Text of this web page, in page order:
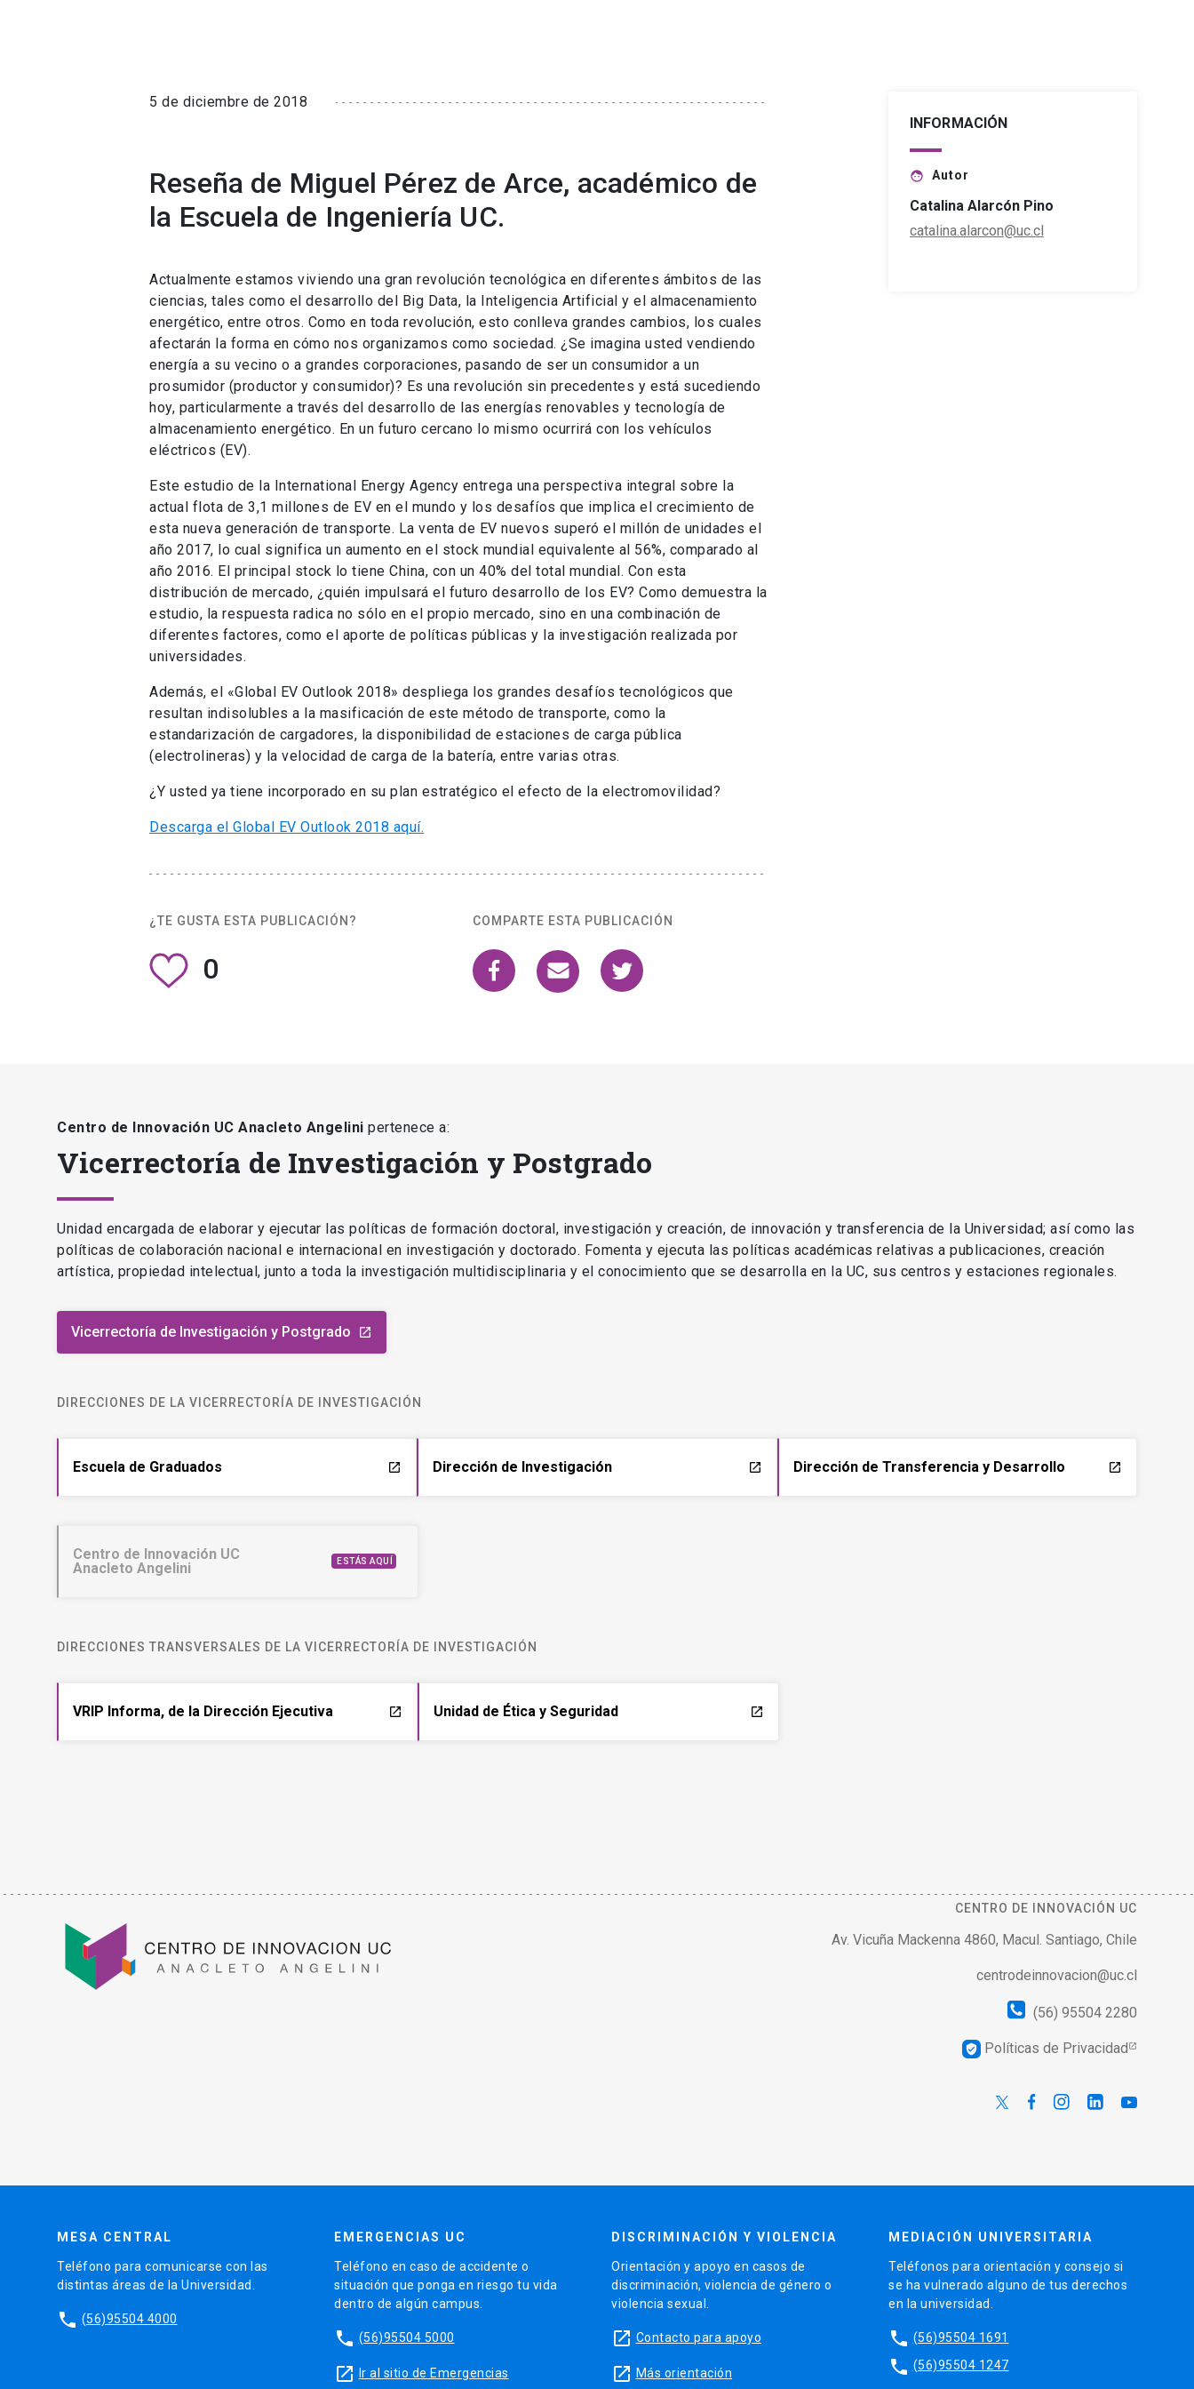
5 de diciembre de 2018
Reseña de Miguel Pérez de Arce, académico de
la Escuela de Ingeniería UC.
Actualmente estamos viviendo una gran revolución tecnológica en diferentes ámbitos de las
ciencias, tales como el desarrollo del Big Data, la Inteligencia Artificial y el almacenamiento
energético, entre otros. Como en toda revolución, esto conlleva grandes cambios, los cuales
afectarán la forma en cómo nos organizamos como sociedad. ¿Se imagina usted vendiendo
energía a su vecino o a grandes corporaciones, pasando de ser un consumidor a un
prosumidor (productor y consumidor)? Es una revolución sin precedentes y está sucediendo
hoy, particularmente a través del desarrollo de las energías renovables y tecnología de
almacenamiento energético. En un futuro cercano lo mismo ocurrirá con los vehículos
eléctricos (EV).
Este estudio de la International Energy Agency entrega una perspectiva integral sobre la
actual flota de 3,1 millones de EV en el mundo y los desafíos que implica el crecimiento de
esta nueva generación de transporte. La venta de EV nuevos superó el millón de unidades el
año 2017, lo cual significa un aumento en el stock mundial equivalente al 56%, comparado al
año 2016. El principal stock lo tiene China, con un 40% del total mundial. Con esta
distribución de mercado, ¿quién impulsará el futuro desarrollo de los EV? Como demuestra la
estudio, la respuesta radica no sólo en el propio mercado, sino en una combinación de
diferentes factores, como el aporte de políticas públicas y la investigación realizada por
universidades.
Además, el «Global EV Outlook 2018» despliega los grandes desafíos tecnológicos que
resultan indisolubles a la masificación de este método de transporte, como la
estandarización de cargadores, la disponibilidad de estaciones de carga pública
(electrolineras) y la velocidad de carga de la batería, entre varias otras.
¿Y usted ya tiene incorporado en su plan estratégico el efecto de la electromovilidad?
Descarga el Global EV Outlook 2018 aquí.
¿TE GUSTA ESTA PUBLICACIÓN?
0
COMPARTE ESTA PUBLICACIÓN
INFORMACIÓN
face Autor
Catalina Alarcón Pino
catalina.alarcon@uc.cl
Centro de Innovación UC Anacleto Angelini pertenece a:
Vicerrectoría de Investigación y Postgrado
Unidad encargada de elaborar y ejecutar las políticas de formación doctoral, investigación y creación, de innovación y transferencia de la Universidad; así como las
políticas de colaboración nacional e internacional en investigación y doctorado. Fomenta y ejecuta las políticas académicas relativas a publicaciones, creación
artística, propiedad intelectual, junto a toda la investigación multidisciplinaria y el conocimiento que se desarrolla en la UC, sus centros y estaciones regionales.
Vicerrectoría de Investigación y Postgrado launch
DIRECCIONES DE LA VICERRECTORÍA DE INVESTIGACIÓN
Escuela de Graduados launch Dirección de Investigación launch Dirección de Transferencia y Desarrollo launch
Centro de Innovación UC
Anacleto Angelini
ESTÁS AQUÍ
DIRECCIONES TRANSVERSALES DE LA VICERRECTORÍA DE INVESTIGACIÓN
VRIP Informa, de la Dirección Ejecutiva launch Unidad de Ética y Seguridad launch
CENTRO DE INNOVACIÓN UC
Av. Vicuña Mackenna 4860, Macul. Santiago, Chile
centrodeinnovacion@uc.cl
(56) 95504 2280
verified_user Políticas de Privacidad
MESA CENTRAL
Teléfono para comunicarse con las
distintas áreas de la Universidad.
phone (56)95504 4000
EMERGENCIAS UC
Teléfono en caso de accidente o
situación que ponga en riesgo tu vida
dentro de algún campus.
phone (56)95504 5000
launch Ir al sitio de Emergencias
DISCRIMINACIÓN Y VIOLENCIA
Orientación y apoyo en casos de
discriminación, violencia de género o
violencia sexual.
launch Contacto para apoyo
launch Más orientación
MEDIACIÓN UNIVERSITARIA
Teléfonos para orientación y consejo si
se ha vulnerado alguno de tus derechos
en la universidad.
phone (56)95504 1691
phone (56)95504 1247